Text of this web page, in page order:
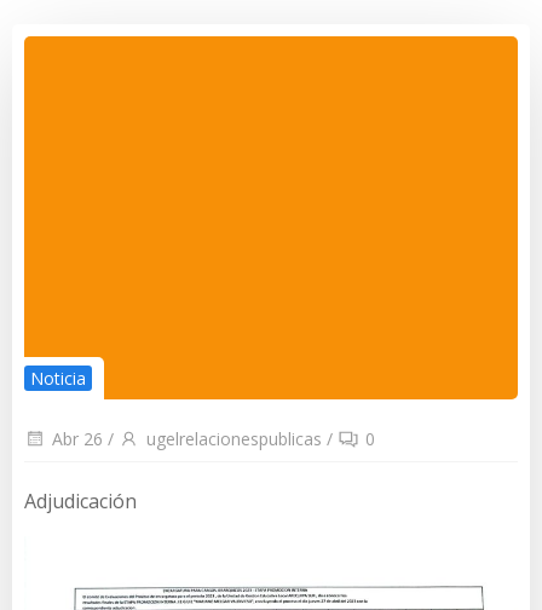
Noticia
Abr 26 / ugelrelacionespublicas / 0
Adjudicación